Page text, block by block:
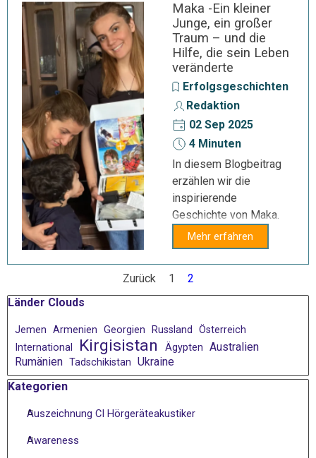
Maka -Ein kleiner
Junge, ein großer
Traum – und die
Hilfe, die sein Leben
veränderte
Erfolgsgeschichten
Redaktion
02 Sep 2025
4 Minuten
In diesem Blogbeitrag
erzählen wir die
inspirierende
Geschichte von Maka.
Mehr erfahren
Zurück Gehen Sie zu Seite:
1 Aktuelle Seite:
2
Block überspringen Länder Clouds
Länder Clouds
Jemen Armenien Georgien Russland
Österreich
International
Kirgisistan Ägypten Australien
Rumänien Tadschikistan Ukraine
Block überspringen Kategorien
Kategorien
Auszeichnung CI Hörgeräteakustiker
Awareness